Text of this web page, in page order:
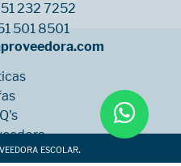
232 7252
501 8501
escolar.